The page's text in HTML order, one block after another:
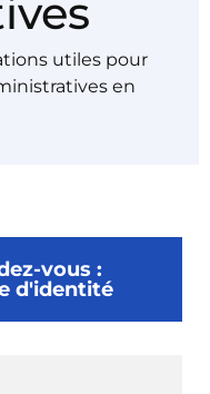
utiles pour
en
vous :
d'identité